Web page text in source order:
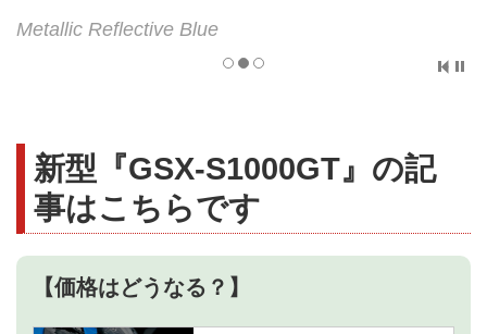
Metallic Reflective Blue
新型『GSX-S1000GT』の記
事はこちらです
【価格はどうなる？】